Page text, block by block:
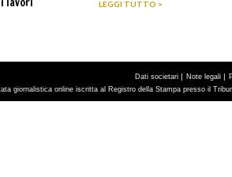
LEGGI TUTTO >
Dati societari | Note legali |
giornalistica online iscritta al Registro della Stampa presso il